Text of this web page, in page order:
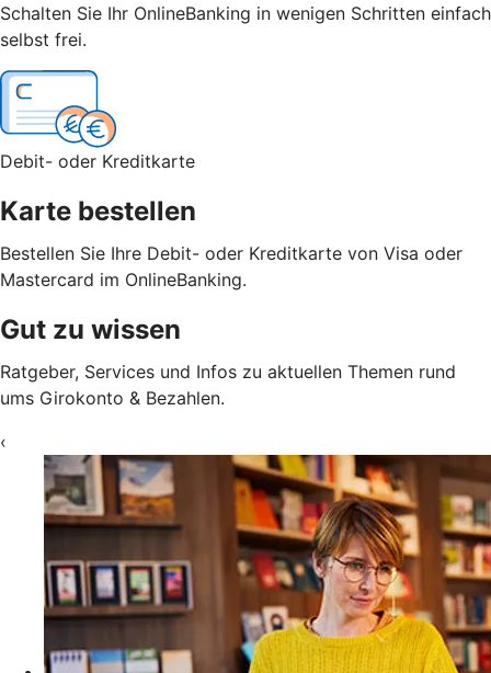
Schalten Sie Ihr OnlineBanking in wenigen Schritten einfach
selbst frei.
Debit- oder Kreditkarte
Karte bestellen
Bestellen Sie Ihre Debit- oder Kreditkarte von Visa oder
Mastercard im OnlineBanking.
Gut zu wissen
Ratgeber, Services und Infos zu aktuellen Themen rund
ums Girokonto & Bezahlen.
‹